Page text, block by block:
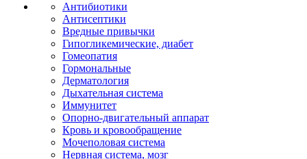
Антибиотики
Антисептики
Вредные привычки
Гипогликемические, диабет
Гомеопатия
Гормональные
Дерматология
Дыхательная система
Иммунитет
Опорно-двигательный аппарат
Кровь и кровообращение
Мочеполовая система
Нервная система, мозг